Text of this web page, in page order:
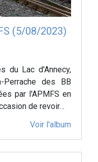
(5/08/2023)
du Lac d'Annecy,
des BB
par l'APMFS en
de revoir…
Voir l'album